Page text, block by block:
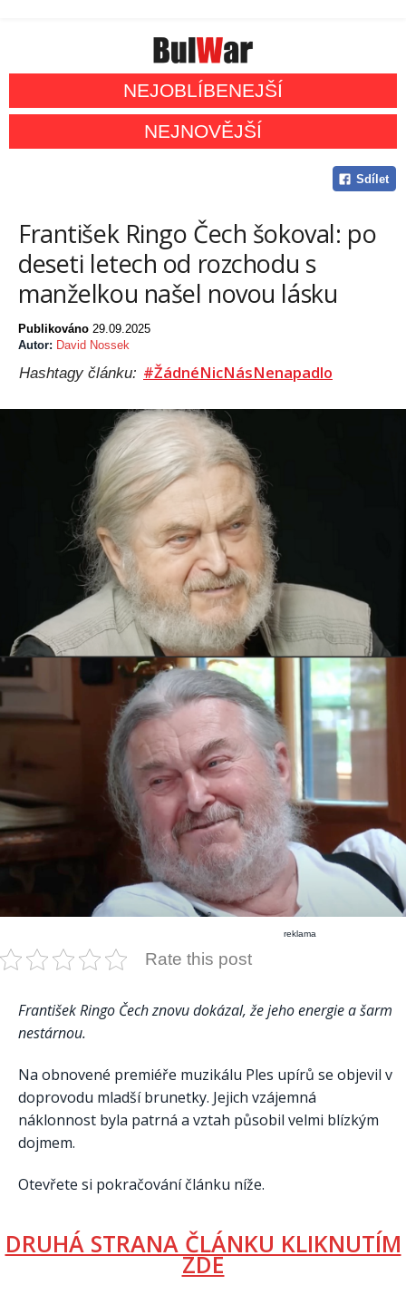
NEJOBLÍBENEJŠÍ
NEJNOVĚJŠÍ
Sdílet
František Ringo Čech šokoval: po
deseti letech od rozchodu s
manželkou našel novou lásku
Publikováno 29.09.2025
Autor: David Nossek
Hashtagy článku: #ŽádnéNicNásNenapadlo
reklama
Rate this post
František Ringo Čech znovu dokázal, že jeho energie a šarm
nestárnou.
Na obnovené premiéře muzikálu Ples upírů se objevil v
doprovodu mladší brunetky. Jejich vzájemná
náklonnost byla patrná a vztah působil velmi blízkým
dojmem.
Otevřete si pokračování článku níže.
DRUHÁ STRANA ČLÁNKU KLIKNUTÍM
ZDE